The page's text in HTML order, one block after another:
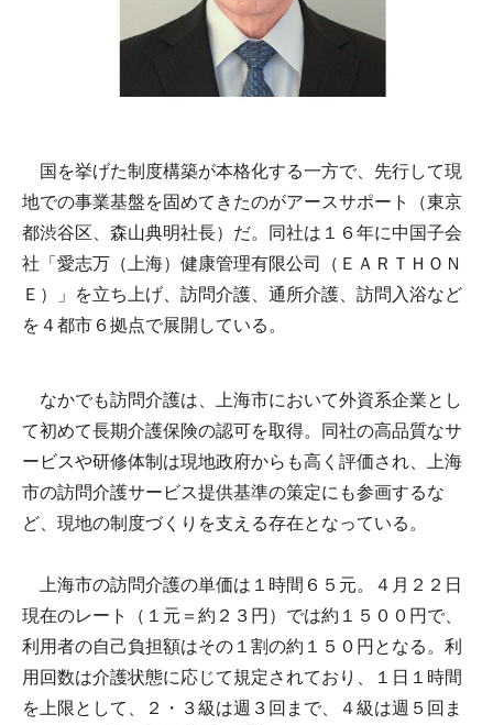
国を挙げた制度構築が本格化する一方で、先行して現
地での事業基盤を固めてきたのがアースサポート（東京
都渋谷区、森山典明社長）だ。同社は１６年に中国子会
社「愛志万（上海）健康管理有限公司（ＥＡＲＴＨＯＮ
Ｅ）」を立ち上げ、訪問介護、通所介護、訪問入浴など
を４都市６拠点で展開している。
なかでも訪問介護は、上海市において外資系企業とし
て初めて長期介護保険の認可を取得。同社の高品質なサ
ービスや研修体制は現地政府からも高く評価され、上海
市の訪問介護サービス提供基準の策定にも参画するな
ど、現地の制度づくりを支える存在となっている。
上海市の訪問介護の単価は１時間６５元。４月２２日
現在のレート（１元＝約２３円）では約１５００円で、
利用者の自己負担額はその１割の約１５０円となる。利
用回数は介護状態に応じて規定されており、１日１時間
を上限として、２・３級は週３回まで、４級は週５回ま